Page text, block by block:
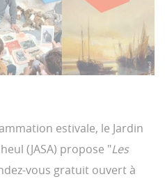
estivale, le Jardin
(JASA) propose "Les
vous gratuit ouvert à